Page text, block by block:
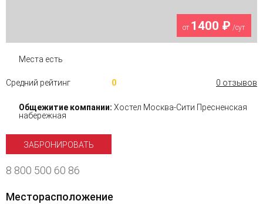
от 1400 ₽ /сут
Места есть
Средний рейтинг 0 0 отзывов
Общежитие компании: Хостел Москва-Сити Пресненская
набережная
ЗАБРОНИРОВАТЬ
8 800 500 60 86
Месторасположение